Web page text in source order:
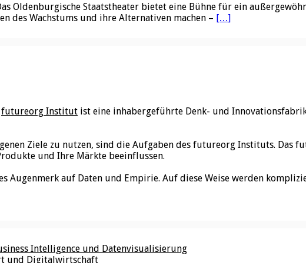
Oldenburgische Staatstheater bietet eine Bühne für ein
des Wachstums und ihre Alternativen machen – […]
futureorg Institut ist eine inhabergeführte Denk- und
Ziele zu nutzen, sind die Aufgaben des futureorg Instituts.
und Ihre Märkte beeinflussen.
Augenmerk auf Daten und Empirie. Auf diese Weise werden
Intelligence und Datenvisualisierung
und Digitalwirtschaft